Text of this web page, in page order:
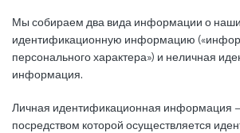
Мы собираем два вида информации о
идентификационную информацию
персонального характера») и неличная
информация.
Личная идентификационная информация
посредством которой осуществляется